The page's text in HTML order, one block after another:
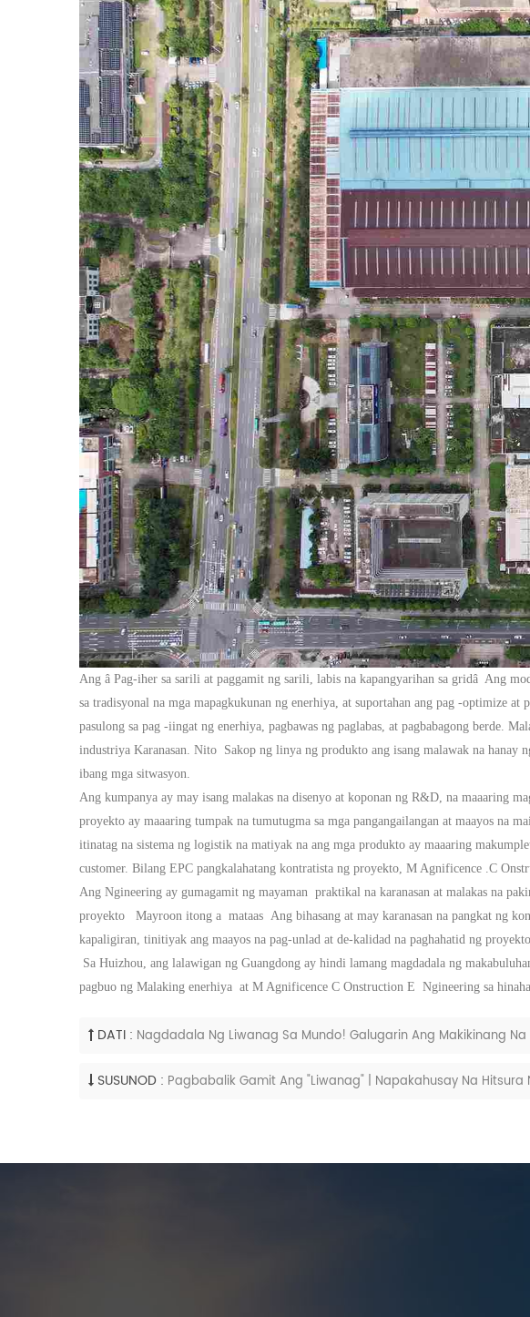
Ang â Pag-iher sa sarili at paggamit ng sarili, labis na kapangyarihan sa gridâ Ang
sa tradisyonal na mga mapagkukunan ng enerhiya, at suportahan ang pag -optimize at
pasulong sa pag -iingat ng enerhiya, pagbawas ng paglabas, at pagbabagong berde.
industriya Karanasan. Nito Sakop ng linya ng produkto ang isang malawak na hanay
ibang mga sitwasyon.
Ang kumpanya ay may isang malakas na disenyo at koponan ng R&D, na maaaring
proyekto ay maaaring tumpak na tumutugma sa mga pangangailangan at maayos na
itinatag na sistema ng logistik na matiyak na ang mga produkto ay maaaring
customer. Bilang EPC pangkalahatang kontratista ng proyekto, M Agnificence .C
Ang Ngineering ay gumagamit ng mayaman praktikal na karanasan at malakas na
proyekto
Mayroon itong a mataas Ang bihasang at may karanasan na pangkat ng
kapaligiran, tinitiyak ang maayos na pag-unlad at de-kalidad na paghahatid ng
Sa Huizhou, ang lalawigan ng Guangdong ay hindi lamang magdadala ng
pagbuo ng Malaking enerhiya at M Agnificence C Onstruction E Ngineering sa
DATI : Nagdadala Ng Liwanag Sa Mundo! Galugarin Ang Makikinang
SUSUNOD : Pagbabalik Gamit Ang "Liwanag" | Napakahusay Na Hitsura